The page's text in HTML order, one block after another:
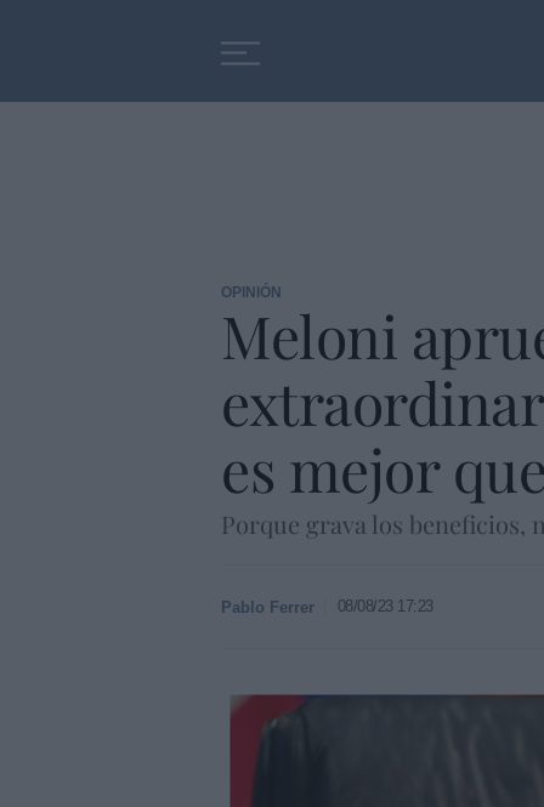
OPINIÓN
Meloni
es mejor
Porque grava los beneficios,
Pablo Ferrer 08/08/23 17:23